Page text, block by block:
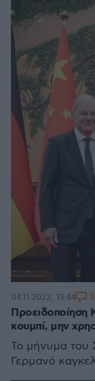
Προειδοποίηση
κουμπί, μην
Το μήνυμα του
Γερμανό
04.11.2022, 13:44 5